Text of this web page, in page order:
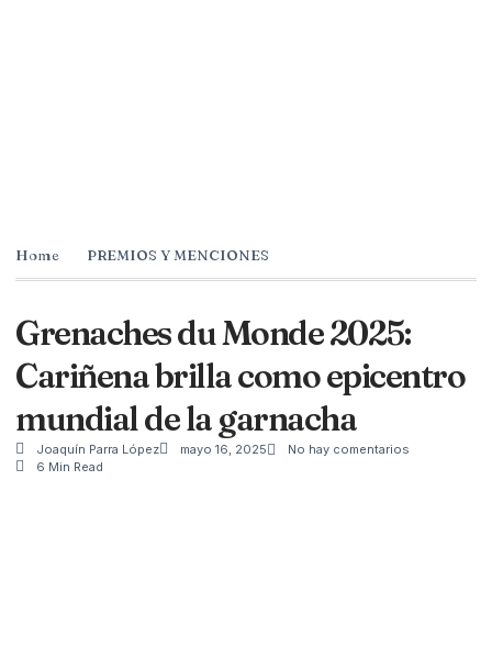
Home PREMIOS Y MENCIONES
Grenaches du Monde 2025:
Cariñena brilla como epicentro
mundial de la garnacha
Joaquín Parra López mayo 16, 2025
No hay comentarios
6 Min Read